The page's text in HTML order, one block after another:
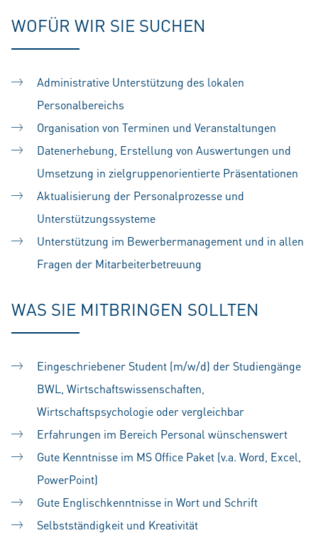
WOFÜR WIR SIE SUCHEN
Administrative Unterstützung des lokalen
Personalbereichs
Organisation von Terminen und Veranstaltungen
Datenerhebung, Erstellung von Auswertungen und
Umsetzung in zielgruppenorientierte Präsentationen
Aktualisierung der Personalprozesse und
Unterstützungssysteme
Unterstützung im Bewerbermanagement und in allen
Fragen der Mitarbeiterbetreuung
WAS SIE MITBRINGEN SOLLTEN
Eingeschriebener Student (m/w/d) der Studiengänge
BWL, Wirtschaftswissenschaften,
Wirtschaftspsychologie oder vergleichbar
Erfahrungen im Bereich Personal wünschenswert
Gute Kenntnisse im MS Office Paket (v.a. Word, Excel,
PowerPoint)
Gute Englischkenntnisse in Wort und Schrift
Selbstständigkeit und Kreativität